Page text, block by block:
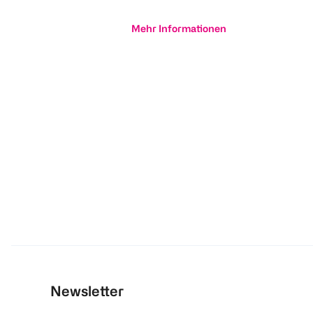
Mehr Informationen
Newsletter